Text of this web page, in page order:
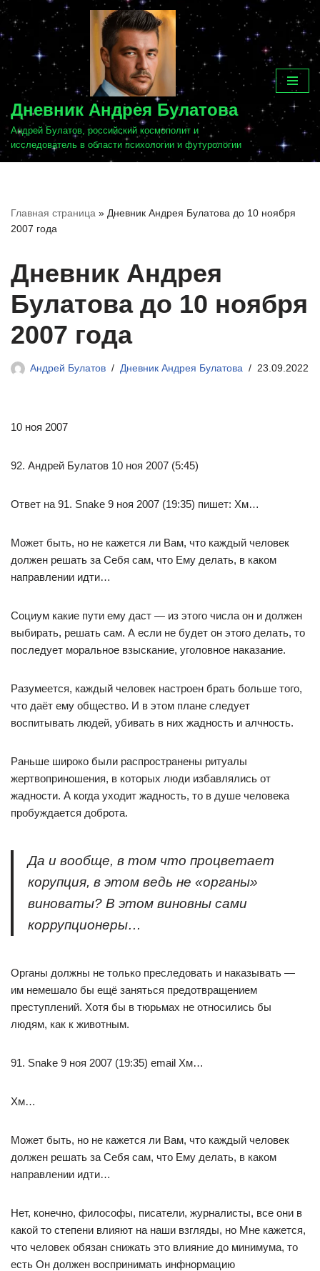
Перейти
к
содержимому
Дневник Андрея Булатова
Андрей Булатов, российский космополит и
исследователь в области психологии и футурологии
Главная страница » Дневник Андрея Булатова до 10 ноября
2007 года
Дневник Андрея
Булатова до 10 ноября
2007 года
Андрей Булатов Дневник Андрея Булатова 23.09.2022
10 ноя 2007
92. Андрей Булатов 10 ноя 2007 (5:45)
Ответ на 91. Snake 9 ноя 2007 (19:35) пишет: Хм…
Может быть, но не кажется ли Вам, что каждый человек
должен решать за Себя сам, что Ему делать, в каком
направлении идти…
Социум какие пути ему даст — из этого числа он и должен
выбирать, решать сам. А если не будет он этого делать, то
последует моральное взыскание, уголовное наказание.
Разумеется, каждый человек настроен брать больше того,
что даёт ему общество. И в этом плане следует
воспитывать людей, убивать в них жадность и алчность.
Раньше широко были распространены ритуалы
жертвоприношения, в которых люди избавлялись от
жадности. А когда уходит жадность, то в душе человека
пробуждается доброта.
Да и вообще, в том что процветает
корупция, в этом ведь не «органы»
виноваты? В этом виновны сами
коррупционеры…
Органы должны не только преследовать и наказывать —
им немешало бы ещё заняться предотвращением
преступлений. Хотя бы в тюрьмах не относились бы
людям, как к животным.
91. Snake 9 ноя 2007 (19:35) email Хм…
Хм…
Может быть, но не кажется ли Вам, что каждый человек
должен решать за Себя сам, что Ему делать, в каком
направлении идти…
Нет, конечно, философы, писатели, журналисты, все они в
какой то степени влияют на наши взгляды, но Мне кажется,
что человек обязан снижать это влияние до минимума, то
есть Он должен воспринимать инфнормацию